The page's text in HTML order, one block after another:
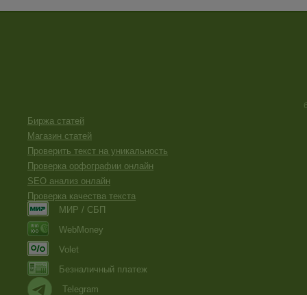
Биржа статей
Магазин статей
Проверить текст на уникальность
Проверка орфографии онлайн
SEO анализ онлайн
Проверка качества текста
МИР / СБП
WebMoney
Volet
Безналичный платеж
Telegram